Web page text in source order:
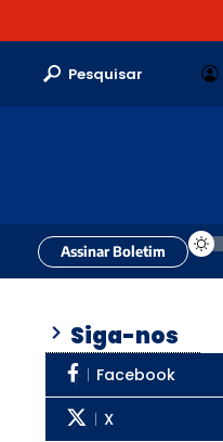
Pesquisar
Assinar Boletim
Siga-nos
Facebook
X